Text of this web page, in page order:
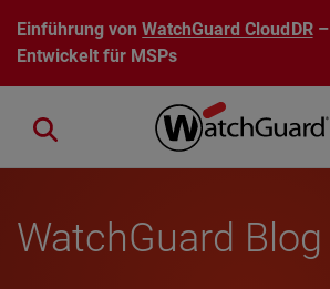
Direkt zum Inhalt
Einführung vonWatchGuard CloudDR–
Entwickelt für MSPs
Close search
WatchGuard Blog